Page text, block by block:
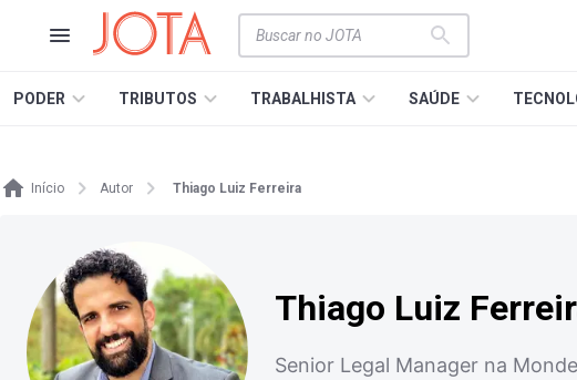
PODER TRIBUTOS TRABALHISTA SAÚDE
Início Autor Thiago Luiz Ferreira
Thiago Luiz
Senior Legal Manager na